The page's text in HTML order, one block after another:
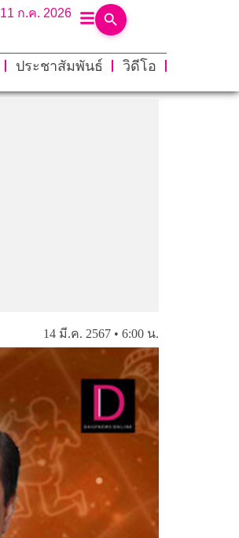
11 ก.ค. 2026
ประชาสัมพันธ์
วิดีโอ
14 มี.ค. 2567 • 6:00 น.